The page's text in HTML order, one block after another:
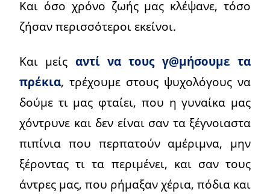
Και όσο χρόνο ζωής μας κλέψανε, τόσο
ζήσαν περισσότεροι εκείνοι.
Και μείς αντί να τους γ@μήσουμε τα
πρέκια, τρέχουμε στους ψυχολόγους να
δούμε τι μας φταίει, που η γυναίκα μας
χόντρυνε και δεν είναι σαν τα ξέγνοιαστα
πιπίνια που περπατούν αμέριμνα, μην
ξέροντας τι τα περιμένει, και σαν τους
άντρες μας, που ρήμαξαν χέρια, πόδια και